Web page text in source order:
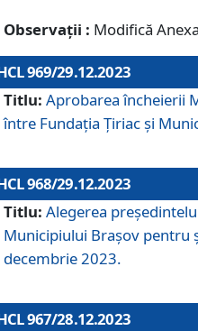
Observații : Modifică
969/29.12.2023
Titlu: Aprobarea încheierii
între Fundația Țiriac și
968/29.12.2023
Titlu: Alegerea
Municipiului Braşov pentru
decembrie 2023.
967/28.12.2023